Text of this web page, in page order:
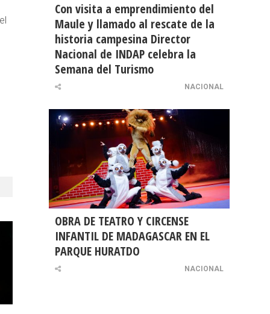
Con visita a emprendimiento del
Maule y llamado al rescate de la
historia campesina Director
Nacional de INDAP celebra la
Semana del Turismo
NACIONAL
OBRA DE TEATRO Y CIRCENSE
INFANTIL DE MADAGASCAR EN EL
PARQUE HURATDO
NACIONAL